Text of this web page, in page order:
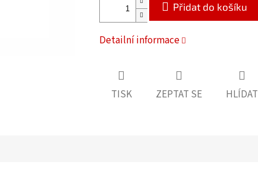
Přidat do košíku
Detailní informace
TISK ZEPTAT SE HLÍDAT